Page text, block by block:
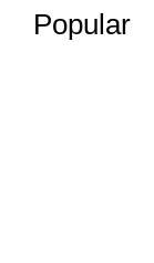
Popular